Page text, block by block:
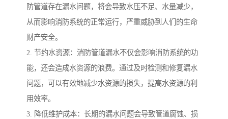
防管道存在漏水问题，将会导致水压不足、水量减少，
从而影响消防系统的正常运行，严重威胁到人们的生命
财产安全。
2. 节约水资源：消防管道漏水不仅会影响消防系统的功
能，还会造成水资源的浪费。通过及时检测和修复漏水
问题，可以有效地减少水资源的损失，提高水资源的利
用效率。
3. 降低维护成本：长期的漏水问题会导致管道腐蚀、损